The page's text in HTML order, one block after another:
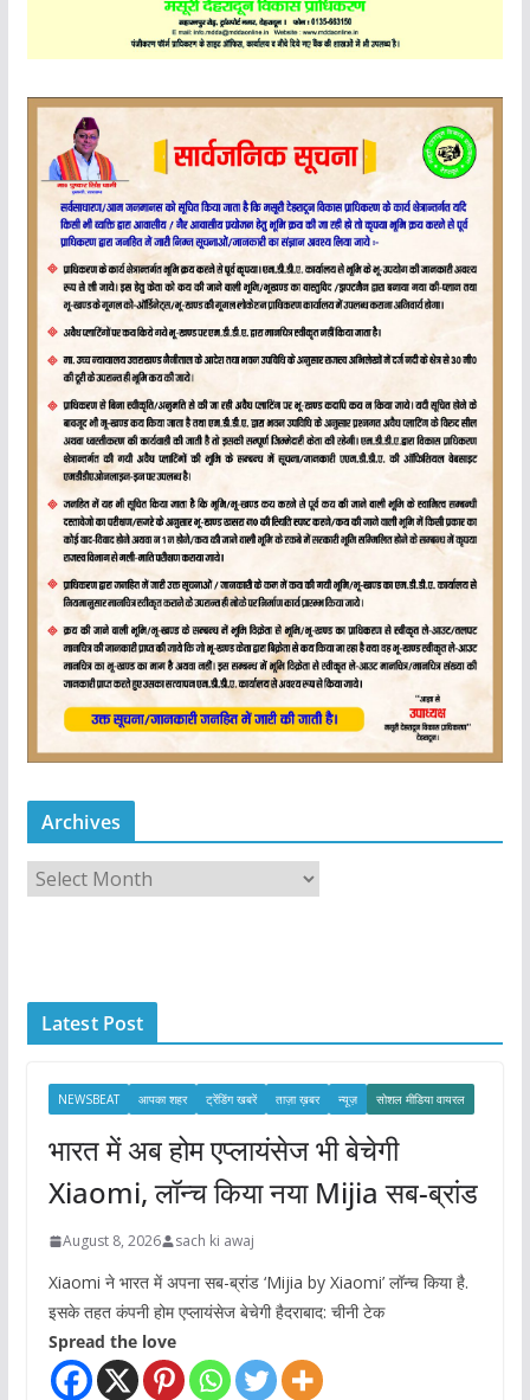
Archives
Latest Post
NEWSBEAT आपका शहर ट्रेंडिंग खबरें ताज़ा ख़बर न्यूज़ सोशल मीडिया वायरल
भारत में अब होम एप्लायंसेज भी बेचेगी
Xiaomi, लॉन्च किया नया Mijia सब-ब्रांड
August 8, 2026 sach ki awaj
Xiaomi ने भारत में अपना सब-ब्रांड ‘Mijia by Xiaomi’ लॉन्च किया है.
इसके तहत कंपनी होम एप्लायंसेज बेचेगी हैदराबाद: चीनी टेक
Spread the love